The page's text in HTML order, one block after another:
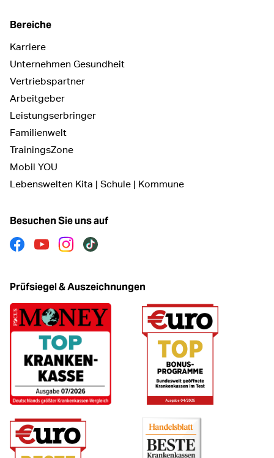
Bereiche
Karriere
Unternehmen Gesundheit
Vertriebspartner
Arbeitgeber
Leistungserbringer
Familienwelt
TrainingsZone
Mobil YOU
Lebenswelten Kita | Schule | Kommune
Besuchen Sie uns auf
FacebookYoutubeInstagram
Tiktok
Prüfsiegel & Auszeichnungen